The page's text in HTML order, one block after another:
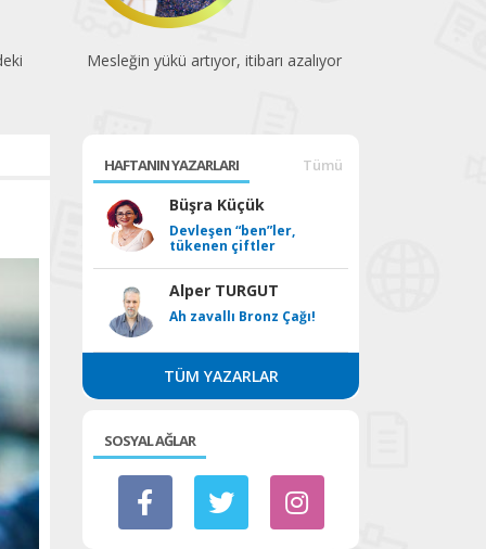
Mesleğin yükü artıyor, itibarı azalıyor
HAFTANIN YAZARLARI Tümü
Büşra Küçük
Devleşen “ben”ler,
tükenen çiftler
Alper TURGUT
Ah zavallı Bronz Çağı!
TÜM YAZARLAR
SOSYAL AĞLAR